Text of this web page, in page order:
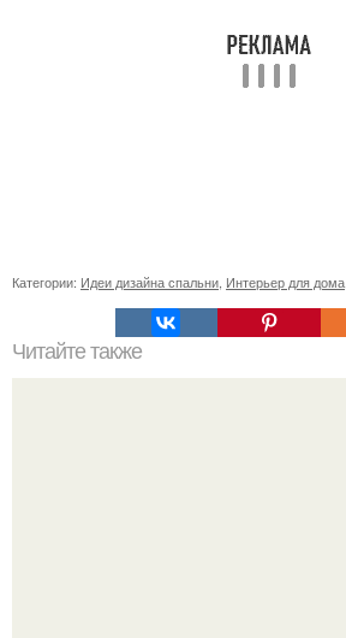
Категории: Идеи дизайна спальни Интерьер для дома
Читайте также